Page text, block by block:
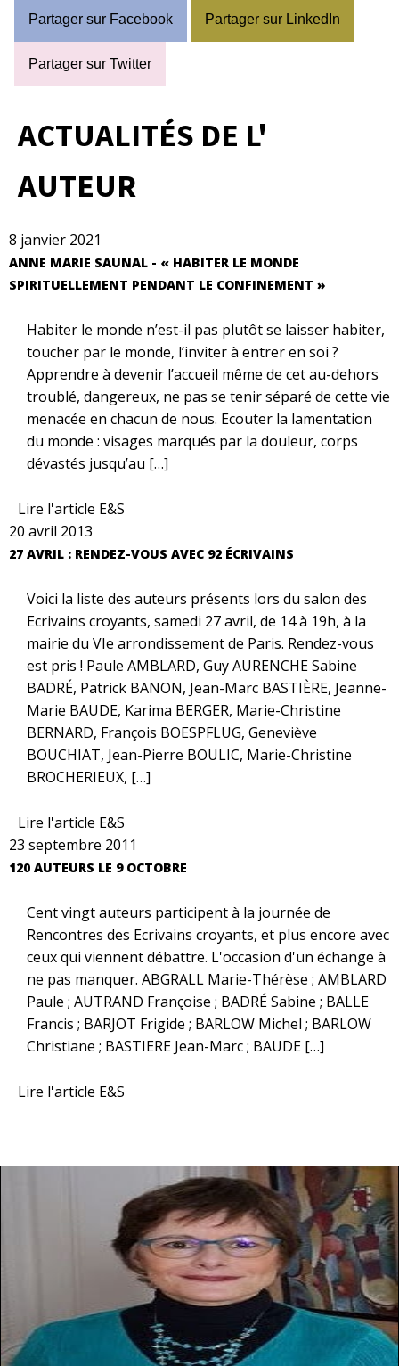
Partager sur Facebook Partager sur LinkedIn
Partager sur Twitter
ACTUALITÉS DE L'
AUTEUR
8 janvier 2021
ANNE MARIE SAUNAL - « HABITER LE MONDE
SPIRITUELLEMENT PENDANT LE CONFINEMENT »
Habiter le monde n’est-il pas plutôt se laisser habiter,
toucher par le monde, l’inviter à entrer en soi ?
Apprendre à devenir l’accueil même de cet au-dehors
troublé, dangereux, ne pas se tenir séparé de cette vie
menacée en chacun de nous. Ecouter la lamentation
du monde : visages marqués par la douleur, corps
dévastés jusqu’au […]
Lire l'article E&S
20 avril 2013
27 AVRIL : RENDEZ-VOUS AVEC 92 ÉCRIVAINS
Voici la liste des auteurs présents lors du salon des
Ecrivains croyants, samedi 27 avril, de 14 à 19h, à la
mairie du VIe arrondissement de Paris. Rendez-vous
est pris ! Paule AMBLARD, Guy AURENCHE Sabine
BADRÉ, Patrick BANON, Jean-Marc BASTIÈRE, Jeanne-
Marie BAUDE, Karima BERGER, Marie-Christine
BERNARD, François BOESPFLUG, Geneviève
BOUCHIAT, Jean-Pierre BOULIC, Marie-Christine
BROCHERIEUX, […]
Lire l'article E&S
23 septembre 2011
120 AUTEURS LE 9 OCTOBRE
Cent vingt auteurs participent à la journée de
Rencontres des Ecrivains croyants, et plus encore avec
ceux qui viennent débattre. L'occasion d'un échange à
ne pas manquer. ABGRALL Marie-Thérèse ; AMBLARD
Paule ; AUTRAND Françoise ; BADRÉ Sabine ; BALLE
Francis ; BARJOT Frigide ; BARLOW Michel ; BARLOW
Christiane ; BASTIERE Jean-Marc ; BAUDE […]
Lire l'article E&S